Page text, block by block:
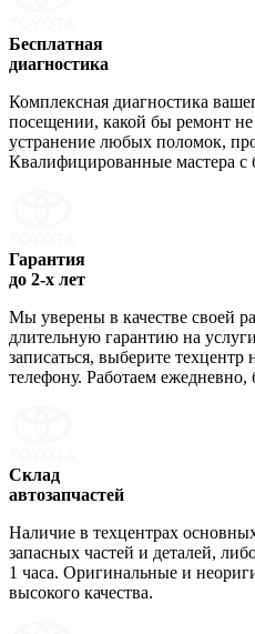
Бесплатная
диагностика
Комплексная диагностика
посещении, какой бы ремонт
устранение любых поломок,
Квалифицированные мастера
Гарантия
до 2-х лет
Мы уверены в качестве своей
длительную гарантию на
записаться, выберите техцентр
телефону. Работаем ежедневно,
Склад
автозапчастей
Наличие в техцентрах
запасных частей и деталей,
1 часа. Оригинальные и
высокого качества.